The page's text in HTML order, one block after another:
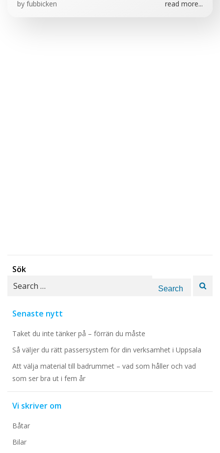
by fubbicken read more...
Sök
Search
Senaste nytt
Taket du inte tänker på – förrän du måste
Så väljer du rätt passersystem för din verksamhet i Uppsala
Att välja material till badrummet – vad som håller och vad
som ser bra ut i fem år
Vi skriver om
Båtar
Bilar